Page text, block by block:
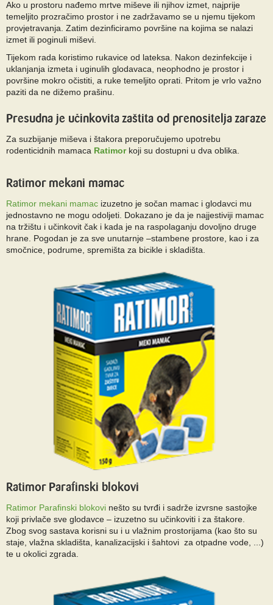
Ako u prostoru nađemo mrtve miševe ili njihov izmet, najprije
temeljito prozračimo prostor i ne zadržavamo se u njemu tijekom
provjetravanja. Zatim dezinficiramo površine na kojima se nalazi
izmet ili poginuli miševi.
Tijekom rada koristimo rukavice od lateksa. Nakon dezinfekcije i
uklanjanja izmeta i uginulih glodavaca, neophodno je prostor i
površine mokro očistiti, a ruke temeljito oprati. Pritom je vrlo važno
paziti da ne dižemo prašinu.
Presudna je učinkovita zaštita od prenositelja zaraze
Za suzbijanje miševa i štakora preporučujemo upotrebu
rodenticidnih mamaca Ratimor koji su dostupni u dva oblika.
Ratimor mekani mamac
Ratimor mekani mamac izuzetno je sočan mamac i glodavci mu
jednostavno ne mogu odoljeti. Dokazano je da je najjestiviji mamac
na tržištu i učinkovit čak i kada je na raspolaganju dovoljno druge
hrane. Pogodan je za sve unutarnje –stambene prostore, kao i za
smočnice, podrume, spremišta za bicikle i skladišta.
Ratimor Parafinski blokovi
Ratimor Parafinski blokovi nešto su tvrđi i sadrže izvrsne sastojke
koji privlače sve glodavce – izuzetno su učinkoviti i za štakore.
Zbog svog sastava korisni su i u vlažnim prostorijama (kao što su
staje, vlažna skladišta, kanalizacijski i šahtovi za otpadne vode, ...)
te u okolici zgrada.